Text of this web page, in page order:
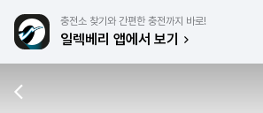
충전소 찾기와 간편한 충전까지 바로!
일렉베리 앱에서 보기